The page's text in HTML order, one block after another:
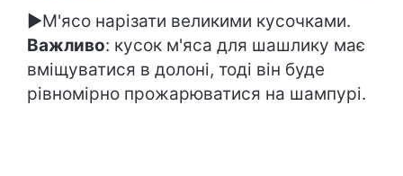
►М'ясо нарізати великими кусочками.
Важливо: кусок м'яса для шашлику має
вміщуватися в долоні, тоді він буде
рівномірно прожарюватися на шампурі.